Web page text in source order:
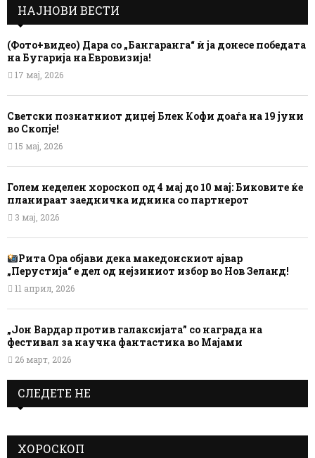
НАЈНОВИ ВЕСТИ
(Фото+видео) Дара со „Бангаранга“ ѝ ја донесе победата
на Бугарија на Евровизија!
17 мај, 2026
Светски познатниот диџеј Блек Кофи доаѓа на 19 јуни
во Скопје!
15 мај, 2026
Голем неделен хороскоп од 4 мај до 10 мај: Биковите ќе
планираат заедничка иднина со партнерот
3 мај, 2026
Рита Ора објави дека македонскиот ајвар
„Перустија“ е дел од нејзиниот избор во Нов Зеланд!
11 април, 2026
„Јон Вардар против галаксијата” со награда на
фестивал за научна фантастика во Мајами
26 март, 2026
СЛЕДЕТЕ НЕ
ХОРОСКОП